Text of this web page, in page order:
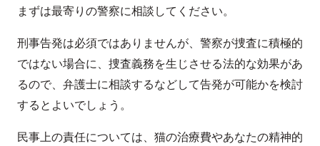
まずは最寄りの警察に相談してください。
刑事告発は必須ではありませんが、警察が捜査に積極的
ではない場合に、捜査義務を生じさせる法的な効果があ
るので、弁護士に相談するなどして告発が可能かを検討
するとよいでしょう。
民事上の責任については、猫の治療費やあなたの精神的